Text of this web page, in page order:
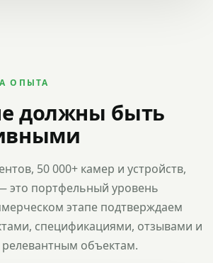
ОПЫТА
должны быть
50 000+ камер и устройств,
это портфельный уровень
этапе подтверждаем
спецификациями, отзывами и
объектам.